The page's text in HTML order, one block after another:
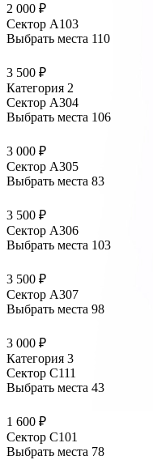
2 000 ₽
Сектор A103
Выбрать места 110
3 500 ₽
Категория 2
Сектор А304
Выбрать места 106
3 000 ₽
Сектор А305
Выбрать места 83
3 500 ₽
Сектор А306
Выбрать места 103
3 500 ₽
Сектор А307
Выбрать места 98
3 000 ₽
Категория 3
Сектор С111
Выбрать места 43
1 600 ₽
Сектор С101
Выбрать места 78